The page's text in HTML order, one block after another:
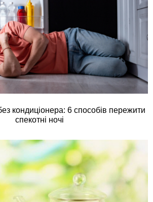
кондиціонера: 6 способів пережити
спекотні ночі